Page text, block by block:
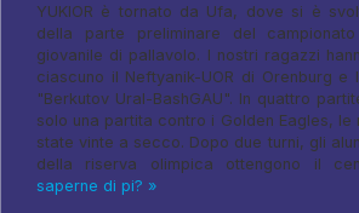
YUKIOR è tornato da Ufa, dove si è
della parte preliminare del
giovanile di pallavolo. I nostri ragazzi
ciascuno il Neftyanik-UOR di Orenburg
"Berkutov Ural-BashGAU". In quattro
solo una partita contro i Golden Eagles, le
state vinte a secco. Dopo due turni, gli
della riserva olimpica ottengono il
saperne di pi? »